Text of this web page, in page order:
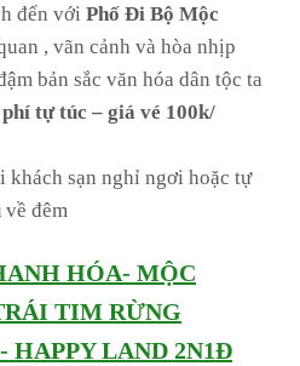
đến với Phố Đi Bộ Mộc
, vãn cảnh và hòa nhịp
bản sắc văn hóa dân tộc ta
tự túc – giá vé 100k/
khách sạn nghỉ ngơi hoặc tự
về đêm
HÓA- MỘC
TIM RỪNG
HAPPY LAND 2N1Đ